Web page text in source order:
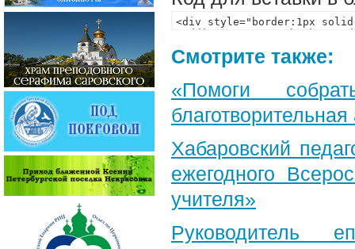
Смотрите также:
«Помоги
Хабаровский
ежегодного
учителя»
Руководитель